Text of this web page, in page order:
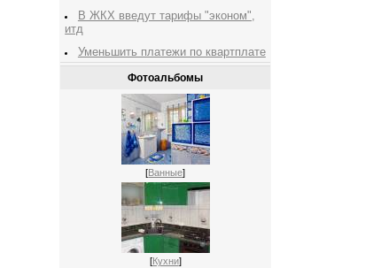
В ЖКХ введут тарифы "эконом",
итд
Уменьшить платежи по квартплате
Фотоальбомы
[Ванные]
[Кухни]